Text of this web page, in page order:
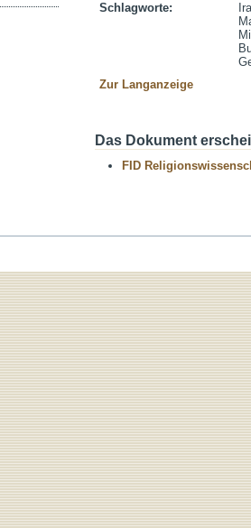
Schlagworte:
Zur Langanzeige
Das Dokument
FID